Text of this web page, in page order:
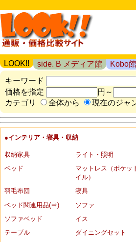
LOOK!! side. B メディア館
Kobo館
キーワード
価格を指定
円～
カテゴリ
全体から 現在のジャ
●インテリア・寝具・収納
収納家具
ライト・照明
ベッド
マットレス（ポケッ
イル）
羽毛布団
寝具
ベッド関連用品(⇒)
ソファ
ソファベッド
イス
テーブル
ダイニングセット